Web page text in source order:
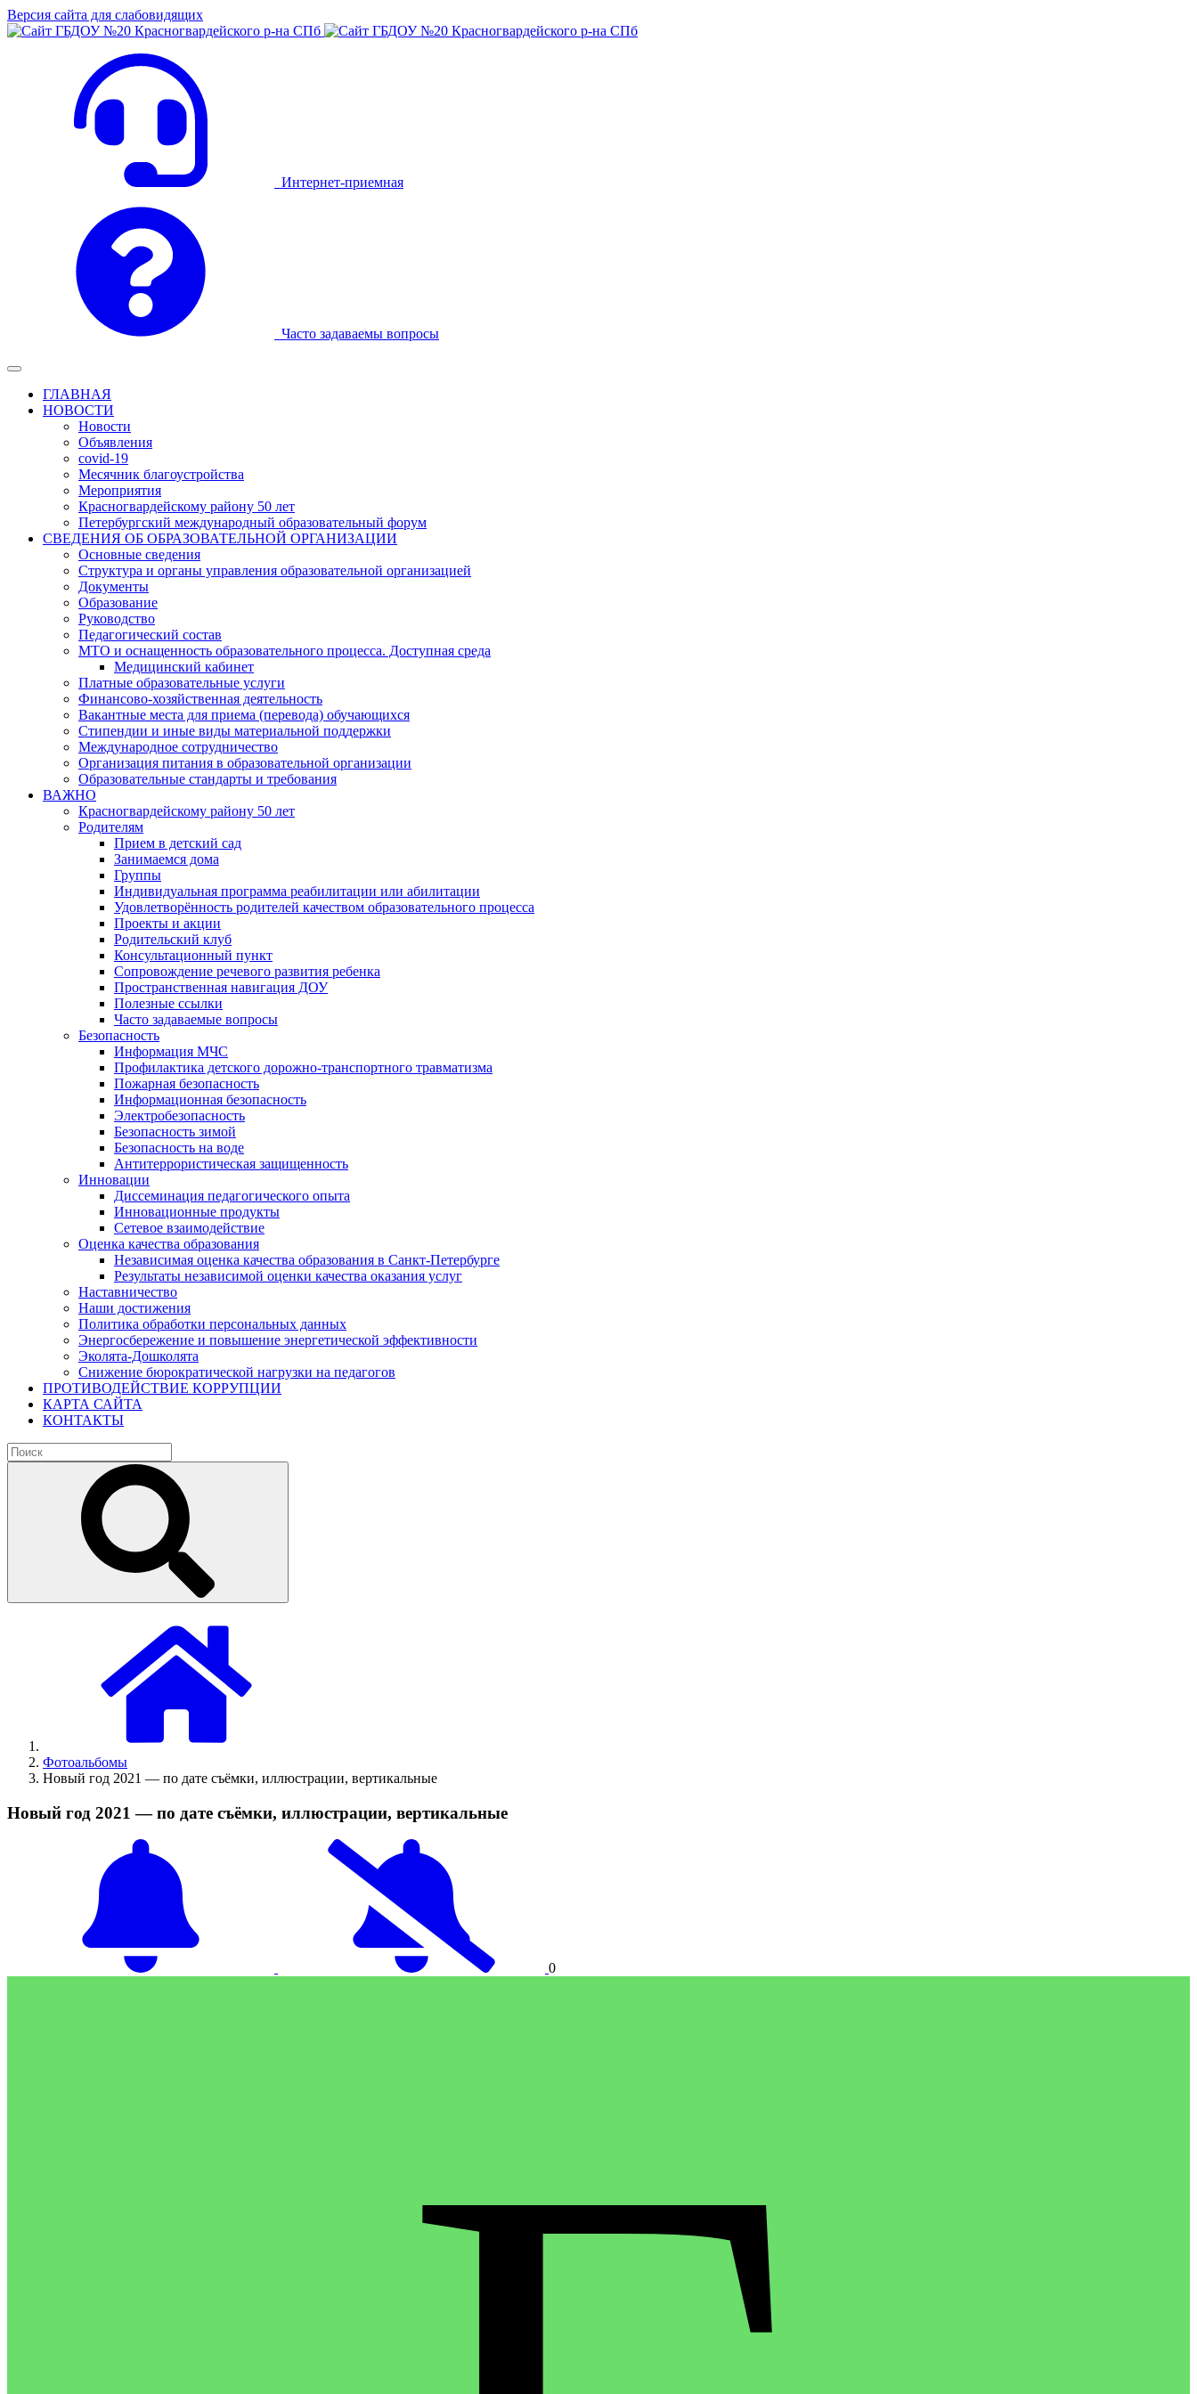
Версия сайта для слабовидящих
Интернет-приемная
Часто задаваемы вопросы
ГЛАВНАЯ
НОВОСТИ
Новости
Объявления
covid-19
Месячник благоустройства
Мероприятия
Красногвардейскому району 50 лет
Петербургский международный образовательный форум
СВЕДЕНИЯ ОБ ОБРАЗОВАТЕЛЬНОЙ ОРГАНИЗАЦИИ
Основные сведения
Структура и органы управления образовательной организацией
Документы
Образование
Руководство
Педагогический состав
МТО и оснащенность образовательного процесса. Доступная среда
Медицинский кабинет
Платные образовательные услуги
Финансово-хозяйственная деятельность
Вакантные места для приема (перевода) обучающихся
Стипендии и иные виды материальной поддержки
Международное сотрудничество
Организация питания в образовательной организации
Образовательные стандарты и требования
ВАЖНО
Красногвардейскому району 50 лет
Родителям
Прием в детский сад
Занимаемся дома
Группы
Индивидуальная программа реабилитации или абилитации
Удовлетворённость родителей качеством образовательного процесса
Проекты и акции
Родительский клуб
Консультационный пункт
Сопровождение речевого развития ребенка
Пространственная навигация ДОУ
Полезные ссылки
Часто задаваемые вопросы
Безопасность
Информация МЧС
Профилактика детского дорожно-транспортного травматизма
Пожарная безопасность
Информационная безопасность
Электробезопасность
Безопасность зимой
Безопасность на воде
Антитеррористическая защищенность
Инновации
Диссеминация педагогического опыта
Инновационные продукты
Сетевое взаимодействие
Оценка качества образования
Независимая оценка качества образования в Санкт-Петербурге
Результаты независимой оценки качества оказания услуг
Наставничество
Наши достижения
Политика обработки персональных данных
Энергосбережение и повышение энергетической эффективности
Эколята-Дошколята
Снижение бюрократической нагрузки на педагогов
ПРОТИВОДЕЙСТВИЕ КОРРУПЦИИ
КАРТА САЙТА
КОНТАКТЫ
Фотоальбомы
Новый год 2021 — по дате съёмки, иллюстрации, вертикальные
Новый год 2021 — по дате съёмки, иллюстрации, вертикальные
0